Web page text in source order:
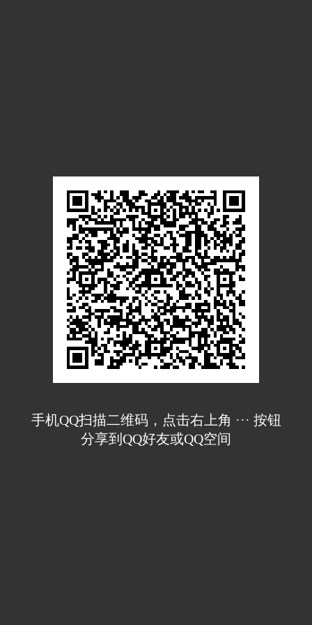
手机QQ扫描二维码，点击右上角 ··· 按钮
分享到QQ好友或QQ空间